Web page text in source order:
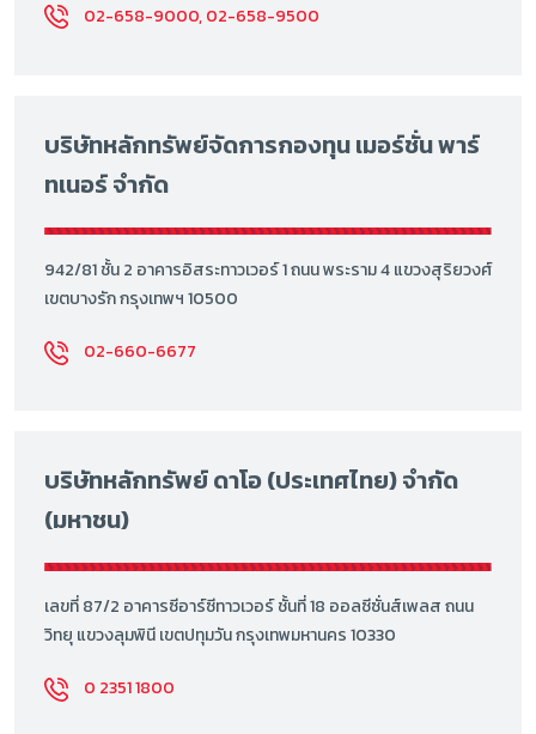
02-658-9000, 02-658-9500
บริษัทหลักทรัพย์จัดการกองทุน เมอร์ชั่น พาร์
ทเนอร์ จำกัด
942/81 ชั้น 2 อาคารอิสระทาวเวอร์ 1 ถนน พระราม 4 แขวงสุริยวงศ์
เขตบางรัก กรุงเทพฯ 10500
02-660-6677
บริษัทหลักทรัพย์ ดาโอ (ประเทศไทย) จำกัด
(มหาชน)
เลขที่ 87/2 อาคารซีอาร์ซีทาวเวอร์ ชั้นที่ 18 ออลซีซั่นส์เพลส ถนน
วิทยุ แขวงลุมพินี เขตปทุมวัน กรุงเทพมหานคร 10330
0 2351 1800